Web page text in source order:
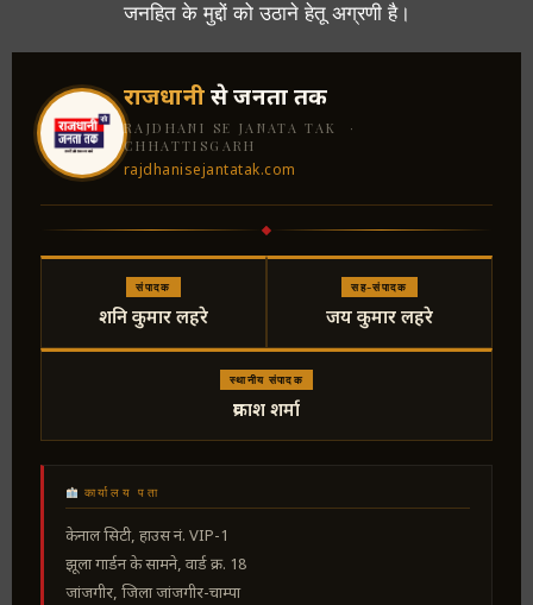
जनहित के मुद्दों को उठाने हेतू अग्रणी है।
राजधानीसे जनता तक
RAJDHANI SE JANATA TAK ·
CHHATTISGARH
rajdhanisejantatak.com
संपादक
शनि कुमार लहरे
सह-संपादक
जय कुमार लहरे
स्थानीय संपादक
प्रकाश शर्मा
कार्यालय पता
केनाल सिटी, हाउस नं. VIP-1
झूला गार्डन के सामने, वार्ड क्र. 18
जांजगीर, जिला जांजगीर-चाम्पा